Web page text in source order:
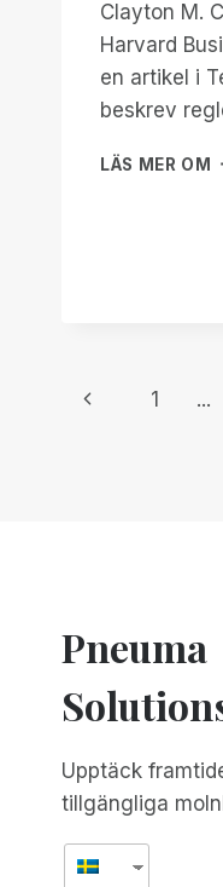
Clayton M.
Harvard
en artikel i
beskrev
LÄS MER OM
Page
Previous
1 ...
Pneuma
Upptäck
tillgängliga